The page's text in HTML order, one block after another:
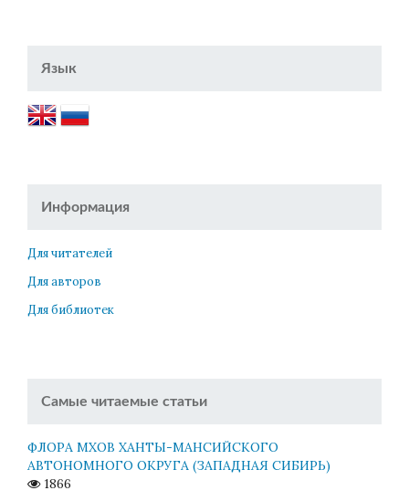
Язык
Информация
Для читателей
Для авторов
Для библиотек
Самые читаемые статьи
ФЛОРА МХОВ ХАНТЫ-МАНСИЙСКОГО
АВТОНОМНОГО ОКРУГА (ЗАПАДНАЯ СИБИРЬ)
1866